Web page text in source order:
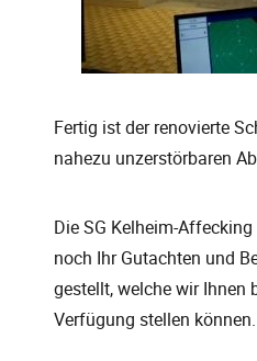
Fertig ist der renovierte
nahezu unzerstörbaren
Die SG Kelheim-
noch Ihr Gutachten und
gestellt, welche wir Ihnen
Verfügung stellen können.